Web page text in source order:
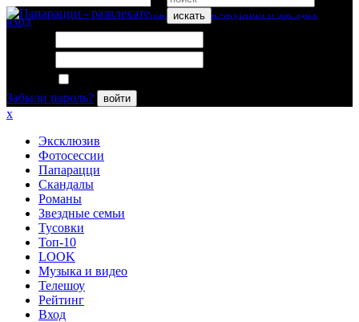
искать
вход
Забыли пароль?
войти
x
Эксклюзив
Фотосессии
Папарацци
Скандалы
Романы
Звездные семьи
Тусовки
Топ-10
LOOK
Музыка и видео
Телешоу
Рейтинг
Вход